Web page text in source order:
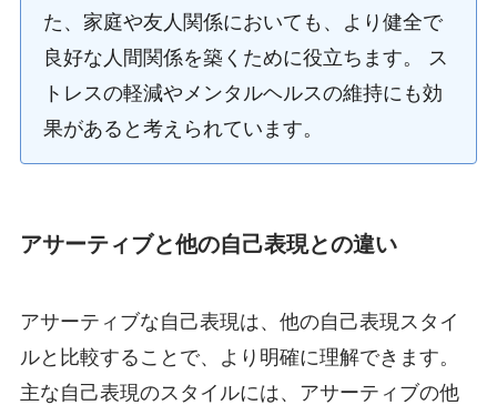
た、家庭や友人関係においても、より健全で
良好な人間関係を築くために役立ちます。 ス
トレスの軽減やメンタルヘルスの維持にも効
果があると考えられています。
アサーティブと他の自己表現との違い
アサーティブな自己表現は、他の自己表現スタイ
ルと比較することで、より明確に理解できます。
主な自己表現のスタイルには、アサーティブの他